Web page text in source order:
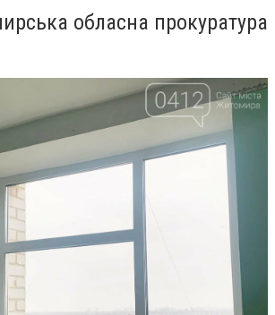
обласна прокуратура